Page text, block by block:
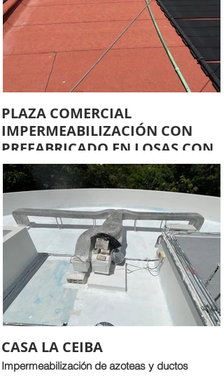
PLAZA COMERCIAL
IMPERMEABILIZACIÓN CON
PREFABRICADO EN LOSAS CON
MOVIMIENTOS ESTRUCTURALES
Y PEATONALES
CASA LA CEIBA
Impermeabilización de azoteas y ductos